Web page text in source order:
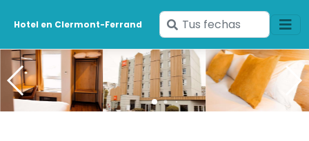
Hotel en Clermont-Ferrand
Ingresa
tus
fechas